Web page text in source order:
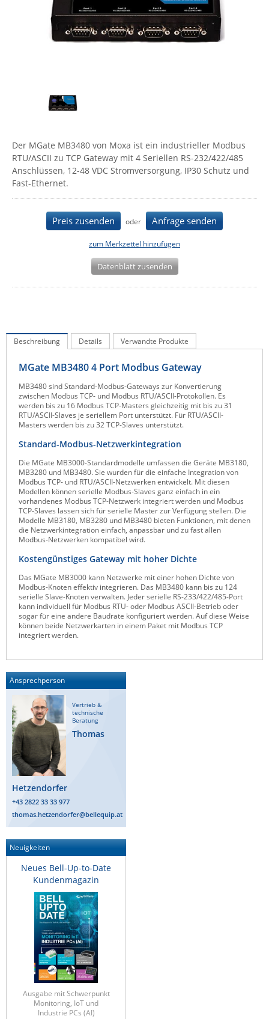
Energiemessung
Energieverteilung
IP, WLAN & GSM Sensorik
IoT - Internet of Things
IPC, Industrielle Netzwerktechnik & WLAN
Serverräume
RMA / Rücksendung / Support
Comet System
CompleTech
Fokus Technologies
Gefen
Gude
High Sec Labs
IEC Lock
Kramer Electronics
KVM TEC
LigoWave
Milesight
Netio
Panorama Antennas
PatchSee
Power Kingdom
Poynting
Raritan
Riello UPS
Server Technology
Siretta
SIRIO Antenne
TEKTELIC
Teltonika
Unwired Networks
Vision
WATTECO
Westermo
Yuasa
News zu unseren Herstellern
Der MGate MB3480 von Moxa ist ein industrieller Modbus
RTU/ASCII zu TCP Gateway mit 4 Seriellen RS-232/422/485
Anschlüssen, 12-48 VDC Stromversorgung, IP30 Schutz und
Fast-Ethernet.
Preis zusenden oder Anfrage senden
zum Merkzettel hinzufügen
Datenblatt zusenden
Beschreibung Details Verwandte Produkte
MGate MB3480 4 Port Modbus Gateway
MB3480 sind Standard-Modbus-Gateways zur Konvertierung
zwischen Modbus TCP- und Modbus RTU/ASCII-Protokollen. Es
werden bis zu 16 Modbus TCP-Masters gleichzeitig mit bis zu 31
RTU/ASCII-Slaves je seriellem Port unterstützt. Für RTU/ASCII-
Masters werden bis zu 32 TCP-Slaves unterstützt.
Standard-Modbus-Netzwerkintegration
Die MGate MB3000-Standardmodelle umfassen die Geräte MB3180,
MB3280 und MB3480. Sie wurden für die einfache Integration von
Modbus TCP- und RTU/ASCII-Netzwerken entwickelt. Mit diesen
Modellen können serielle Modbus-Slaves ganz einfach in ein
vorhandenes Modbus TCP-Netzwerk integriert werden und Modbus
TCP-Slaves lassen sich für serielle Master zur Verfügung stellen. Die
Modelle MB3180, MB3280 und MB3480 bieten Funktionen, mit denen
die Netzwerkintegration einfach, anpassbar und zu fast allen
Modbus-Netzwerken kompatibel wird.
Kostengünstiges Gateway mit hoher Dichte
Das MGate MB3000 kann Netzwerke mit einer hohen Dichte von
Modbus-Knoten effektiv integrieren. Das MB3480 kann bis zu 124
serielle Slave-Knoten verwalten. Jeder serielle RS-233/422/485-Port
kann individuell für Modbus RTU- oder Modbus ASCII-Betrieb oder
sogar für eine andere Baudrate konfiguriert werden. Auf diese Weise
können beide Netzwerkarten in einem Paket mit Modbus TCP
integriert werden.
Ansprechperson
Vertrieb &
technische
Beratung
Thomas
Hetzendorfer
+43 2822 33 33 977
thomas.hetzendorfer@bellequip.at
Neuigkeiten
Neues Bell-Up-to-Date
Kundenmagazin
Ausgabe mit Schwerpunkt
Monitoring, IoT und
Industrie PCs (AI)